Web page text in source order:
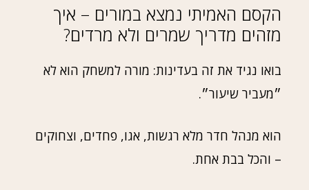
הקסם האמיתי נמצא במורים – איך
מזהים מדריך שמרים ולא מרדים?
בואו נגיד את זה בעדינות: מורה למשחק הוא לא
״מעביר שיעור״.
הוא מנהל חדר מלא רגשות, אגו, פחדים, וצחוקים
– והכל בבת אחת.